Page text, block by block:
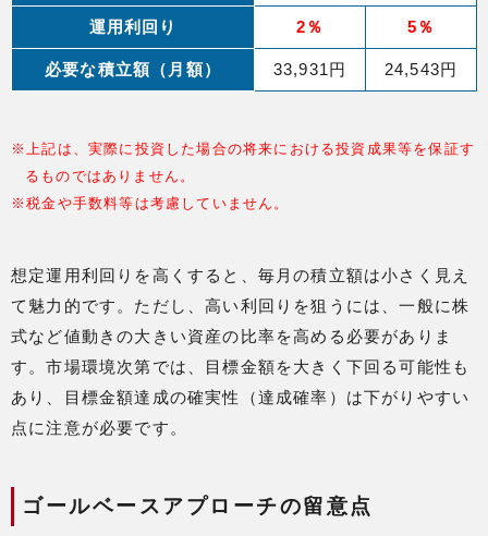
運用利回り 2％ 5％
必要な積立額（月額） 33,931円 24,543円
※上記は、実際に投資した場合の将来における投資成果等を保証す
るものではありません。
※税金や手数料等は考慮していません。
想定運用利回りを高くすると、毎月の積立額は小さく見え
て魅力的です。ただし、高い利回りを狙うには、一般に株
式など値動きの大きい資産の比率を高める必要がありま
す。市場環境次第では、目標金額を大きく下回る可能性も
あり、目標金額達成の確実性（達成確率）は下がりやすい
点に注意が必要です。
ゴールベースアプローチの留意点